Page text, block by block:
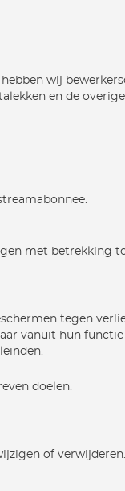
wij
en de
met betrekking
tegen
vanuit hun
doelen.
of